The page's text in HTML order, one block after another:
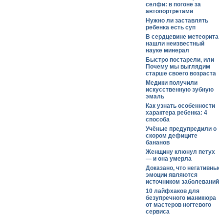
селфи: в погоне за
автопортретами
Нужно ли заставлять
ребенка есть суп
В сердцевине метеорита
нашли неизвестный
науке минерал
Быстро постарели, или
Почему мы выглядим
старше своего возраста
Медики получили
искусственную зубную
эмаль
Как узнать особенности
характера ребенка: 4
способа
Учёные предупредили о
скором дефиците
бананов
Женщину клюнул петух
— и она умерла
Доказано, что
эмоции являются
источником заболеваний
10 лайфхаков для
безупречного маникюра
от мастеров ногтевого
сервиса